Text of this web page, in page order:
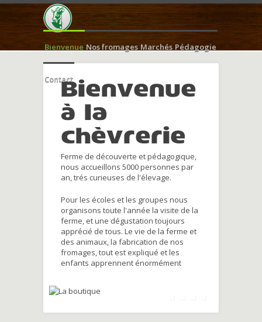
Bienvenue Nos fromages Marchés Pédagogie
ContactBienvenue
à la
chèvrerie
Ferme de découverte et pédagogique,
nous accueillons 5000 personnes par
an, trés curieuses de l'élevage.
Pour les écoles et les groupes nous
organisons toute l'année la visite de la
ferme, et une dégustation toujours
apprécié de tous. Le vie de la ferme et
des animaux, la fabrication de nos
fromages, tout est expliqué et les
enfants apprennent énormément